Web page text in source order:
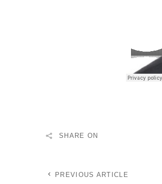
SHARE ON
PREVIOUS ARTICLE